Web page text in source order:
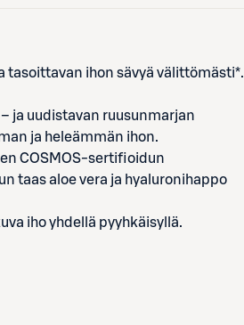
tasoittavan ihon sävyä välittömästi*.
ja uudistavan ruusunmarjan
ja heleämmän ihon.
COSMOS-sertifioidun
taas aloe vera ja hyaluronihappo
iho yhdellä pyyhkäisyllä.